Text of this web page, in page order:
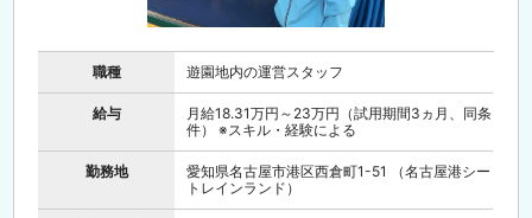
職種 遊園地内の運営スタッフ
給与
月給18.31万円～23万円（試用期間3ヵ月、同条
件） ※スキル・経験による
勤務地
愛知県名古屋市港区西倉町1-51 （名古屋港シー
トレインランド）